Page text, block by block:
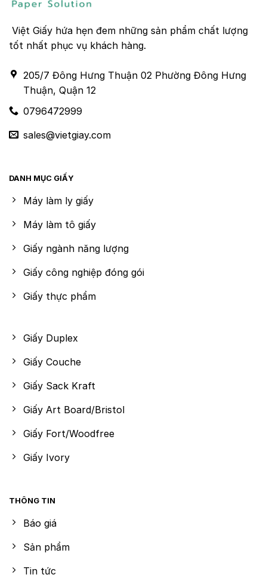
Việt Giấy hứa hẹn đem những sản phẩm chất lượng
tốt nhất phục vụ khách hàng.
205/7 Đông Hưng Thuận 02 Phường Đông Hưng
Thuận, Quận 12
0796472999
sales@vietgiay.com
DANH MỤC GIẤY
Máy làm ly giấy
Máy làm tô giấy
Giấy ngành năng lượng
Giấy công nghiệp đóng gói
Giấy thực phẩm
Giấy Duplex
Giấy Couche
Giấy Sack Kraft
Giấy Art Board/Bristol
Giấy Fort/Woodfree
Giấy Ivory
THÔNG TIN
Báo giá
Sản phẩm
Tin tức